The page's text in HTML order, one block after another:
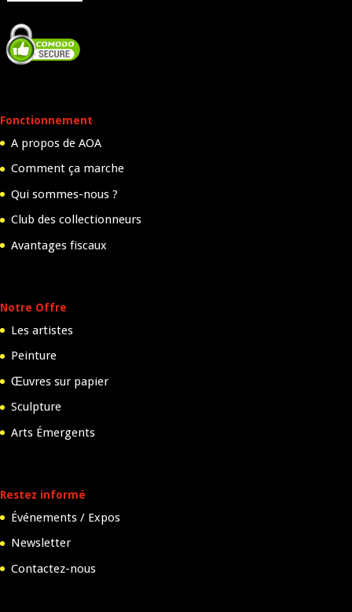
Fonctionnement
A propos de AOA
Comment ça marche
Qui sommes-nous ?
Club des collectionneurs
Avantages fiscaux
Notre Offre
Les artistes
Peinture
Œuvres sur papier
Sculpture
Arts Émergents
Restez informé
Événements / Expos
Newsletter
Contactez-nous